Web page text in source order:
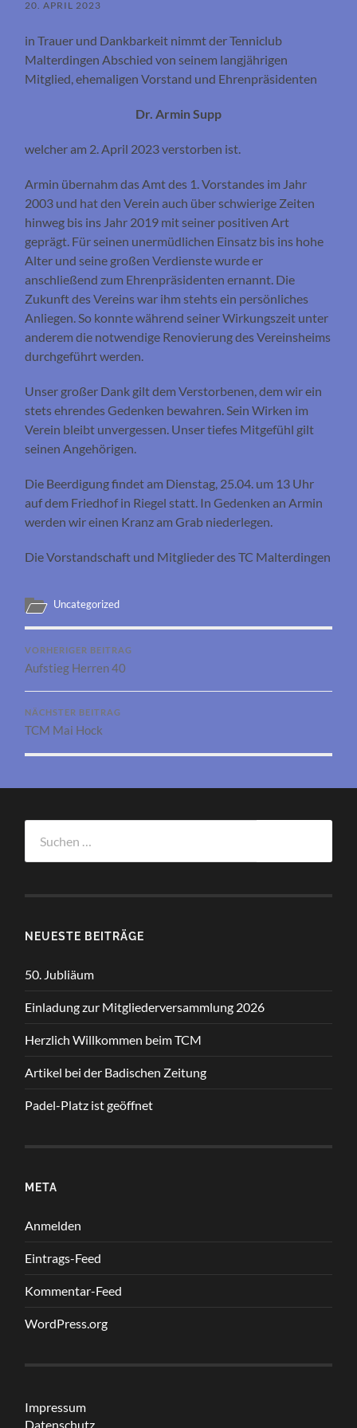
20. APRIL 2023
in Trauer und Dankbarkeit nimmt der Tenniclub
Malterdingen Abschied von seinem langjährigen
Mitglied, ehemaligen Vorstand und Ehrenpräsidenten
Dr. Armin Supp
welcher am 2. April 2023 verstorben ist.
Armin übernahm das Amt des 1. Vorstandes im Jahr
2003 und hat den Verein auch über schwierige Zeiten
hinweg bis ins Jahr 2019 mit seiner positiven Art
geprägt. Für seinen unermüdlichen Einsatz bis ins hohe
Alter und seine großen Verdienste wurde er
anschließend zum Ehrenpräsidenten ernannt. Die
Zukunft des Vereins war ihm stehts ein persönliches
Anliegen. So konnte während seiner Wirkungszeit unter
anderem die notwendige Renovierung des Vereinsheims
durchgeführt werden.
Unser großer Dank gilt dem Verstorbenen, dem wir ein
stets ehrendes Gedenken bewahren. Sein Wirken im
Verein bleibt unvergessen. Unser tiefes Mitgefühl gilt
seinen Angehörigen.
Die Beerdigung findet am Dienstag, 25.04. um 13 Uhr
auf dem Friedhof in Riegel statt. In Gedenken an Armin
werden wir einen Kranz am Grab niederlegen.
Die Vorstandschaft und Mitglieder des TC Malterdingen
Uncategorized
VORHERIGER BEITRAG
Aufstieg Herren 40
NÄCHSTER BEITRAG
TCM Mai Hock
nach:
NEUESTE BEITRÄGE
50. Jubliäum
Einladung zur Mitgliederversammlung 2026
Herzlich Willkommen beim TCM
Artikel bei der Badischen Zeitung
Padel-Platz ist geöffnet
META
Anmelden
Eintrags-Feed
Kommentar-Feed
WordPress.org
Impressum
Datenschutz